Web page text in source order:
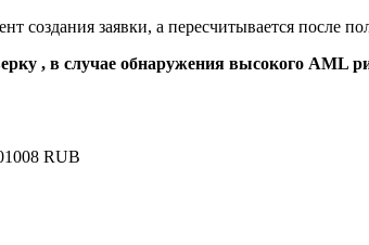
создания заявки, а пересчитывается после
, в случае обнаружения высокого AML
RUB